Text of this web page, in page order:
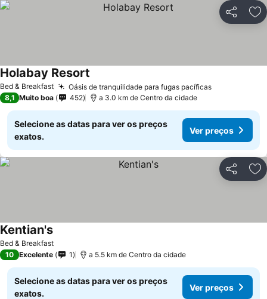
Partilhar
Bed & Breakfast Oásis de tranquilidade para fugas pacíficas
Holabay Resort
8,1 Muito boa 452 a 3.0 km de Centro da cidade
Selecione as datas para ver os preços
exatos.
Ver preços
Partilhar
Bed & Breakfast
Kentian's
10 Excelente 1 a 5.5 km de Centro da cidade
Selecione as datas para ver os preços
exatos.
Ver preços